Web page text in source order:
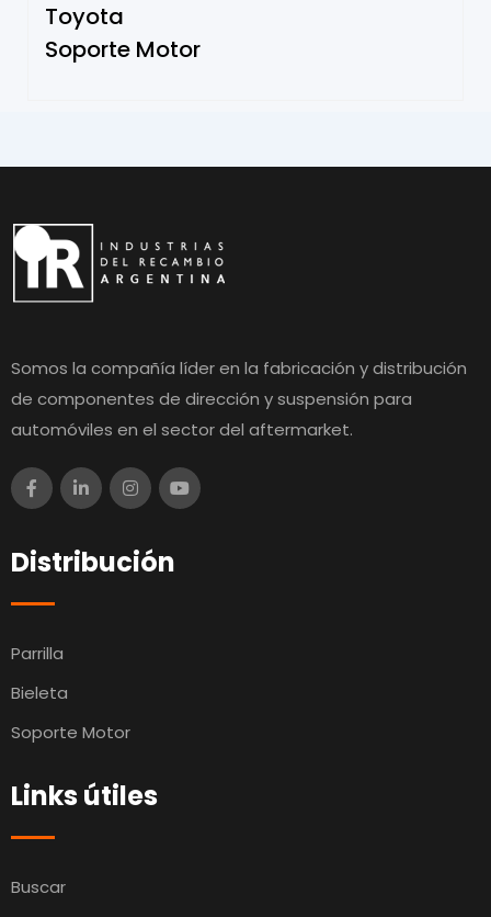
Toyota
Soporte Motor
Somos la compañía líder en la fabricación y distribución
de componentes de dirección y suspensión para
automóviles en el sector del aftermarket.
Distribución
Parrilla
Bieleta
Soporte Motor
Links útiles
Buscar